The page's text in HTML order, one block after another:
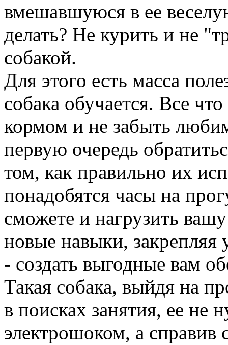
вмешавшуюся в ее
делать? Не курить и не
собакой.
Для этого есть масса
собака обучается. Все
кормом и не забыть
первую очередь
том, как правильно их
понадобятся часы на
сможете и нагрузить
новые навыки, закрепляя
- создать выгодные вам
Такая собака, выйдя на
в поисках занятия, ее не
электрошоком, а справив